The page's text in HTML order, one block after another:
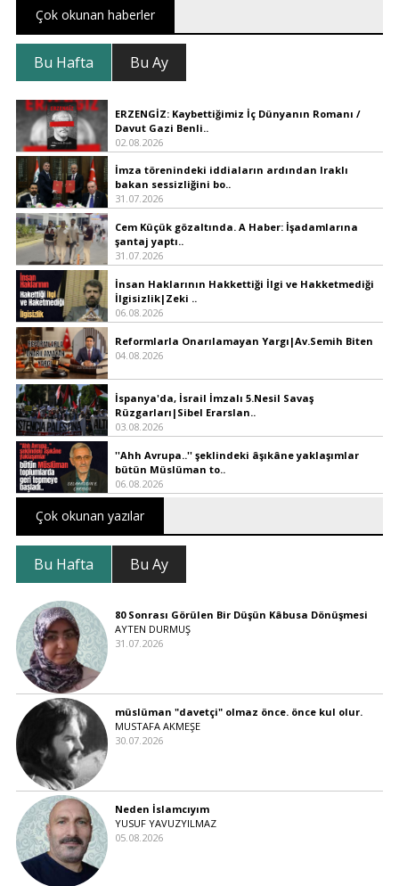
Çok okunan haberler
Bu Hafta Bu Ay
ERZENGİZ: Kaybettiğimiz İç Dünyanın Romanı /
Davut Gazi Benli..
02.08.2026
İmza törenindeki iddiaların ardından Iraklı
bakan sessizliğini bo..
31.07.2026
Cem Küçük gözaltında. A Haber: İşadamlarına
şantaj yaptı..
31.07.2026
İnsan Haklarının Hakkettiği İlgi ve Hakketmediği
İlgisizlik|Zeki ..
06.08.2026
Reformlarla Onarılamayan Yargı|Av.Semih Biten
04.08.2026
İspanya'da, İsrail İmzalı 5.Nesil Savaş
Rüzgarları|Sibel Erarslan..
03.08.2026
''Ahh Avrupa..'' şeklindeki âşıkâne yaklaşımlar
bütün Müslüman to..
06.08.2026
Çok okunan yazılar
Bu Hafta Bu Ay
80 Sonrası Görülen Bir Düşün Kâbusa Dönüşmesi
AYTEN DURMUŞ
31.07.2026
müslüman "davetçi" olmaz önce. önce kul olur.
MUSTAFA AKMEŞE
30.07.2026
Neden İslamcıyım
YUSUF YAVUZYILMAZ
05.08.2026